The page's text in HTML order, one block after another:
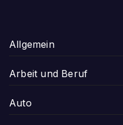
Allgemein
Arbeit und Beruf
Auto